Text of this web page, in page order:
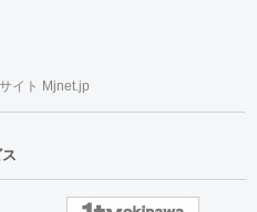
イト Mjnet.jp